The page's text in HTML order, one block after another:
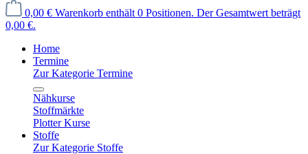
0,00 € Warenkorb enthält 0 Positionen. Der Gesamtwert beträgt
0,00 €.
Home
Termine
Zur Kategorie Termine
Nähkurse
Stoffmärkte
Plotter Kurse
Stoffe
Zur Kategorie Stoffe